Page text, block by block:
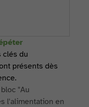
clés du
présents dès
"Au
l'alimentation en